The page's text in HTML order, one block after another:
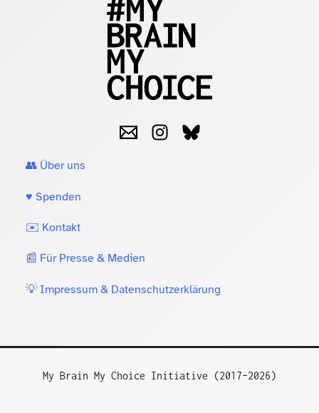
👥 Über uns
♥️ Spenden
✉️ Kontakt
📰 Für Presse & Medien
💡 Impressum & Datenschutzerklärung
My Brain My Choice Initiative (2017–2026)